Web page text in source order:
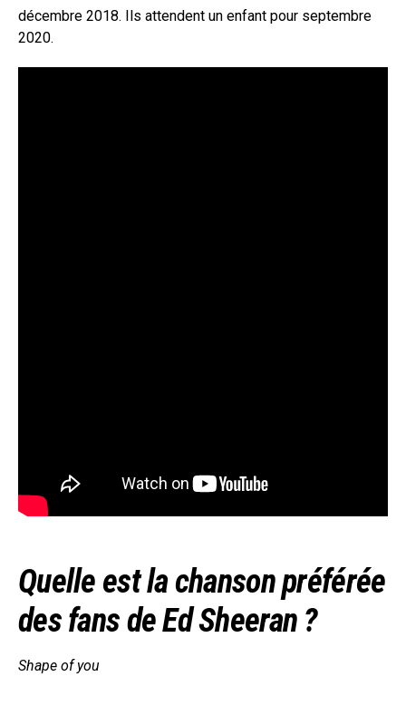
décembre 2018. Ils attendent un enfant pour septembre
2020.
Quelle est la chanson préférée
des fans de Ed Sheeran ?
Shape of you